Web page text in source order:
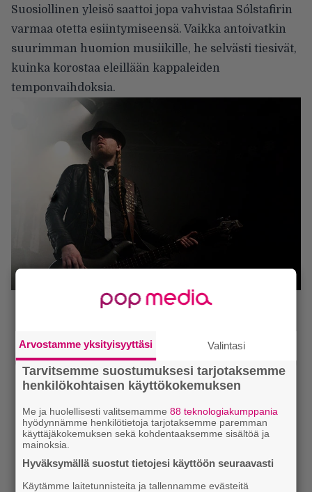
Suosiollinen yleisö saattoi jopa vahvistaa Sólstafirin
varmaa otetta esiintymiseensä. Vaikka antoivatkin
suurimman huomion musiikille, he selvästi tiesivät,
kuinka korostaa eleillään kappaleiden
temponvaihdoksia.
Arvostamme yksityisyyttäsi Valintasi
Tarvitsemme suostumuksesi tarjotaksemme
henkilökohtaisen käyttökokemuksen
Me ja huolellisesti valitsemamme88 teknologiakumppania
hyödynnämme henkilötietoja tarjotaksemme paremman
käyttäjäkokemuksen sekä kohdentaaksemme sisältöä ja
mainoksia.
Hyväksymällä suostut tietojesi käyttöön seuraavasti
Käytämme laitetunnisteita ja tallennamme evästeitä